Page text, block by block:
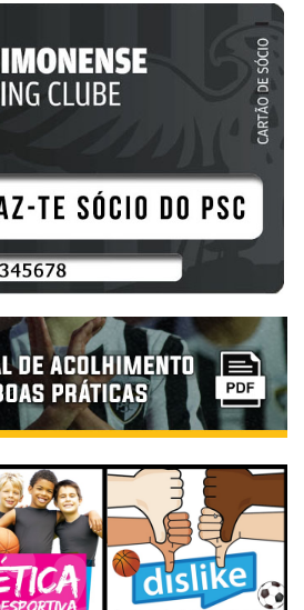
do Portimonense, Dulcínio Fragoso.
pelo palco, o atleta surpreendeu a vasta
provando o ecletismo e o espírito
do clube.Homenagem a uma Lenda do
dedicada à excelência, a Gala
especial. Ricardinho, ex-jogador de
um dos melhores jogadores de todos os
presença e foi alvo de uma sentida
do futsal elevou a emoção no Portimão
para as centenas de jovens atletas
Gala encerrou com os olhos postos no
que ecoa na ambição de todos os que
Unidos por um Símbolo.